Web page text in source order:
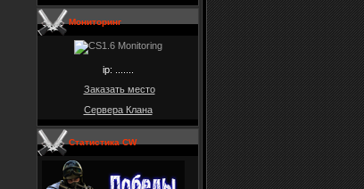
Мониторинг
ip: .......
Заказать место
Сервера Клана
Статистика CW